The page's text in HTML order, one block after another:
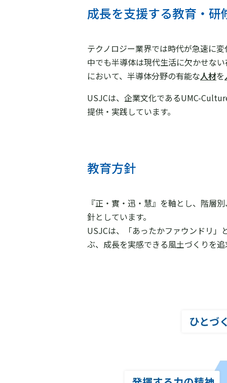
成長を支援する教育・研
テクノロジー業界では時代が急速に
中でも半導体は現代生活に欠かせな
において、半導体分野の有能な人材を
USJCは、企業文化であるUMC-
提供・実践しています。
教育方針
『正・實・迅・慧』を軸とし、階層
針としています。
USJCは、「あったかファウンドリ
ぶ、成長を実感できる風土づくりを